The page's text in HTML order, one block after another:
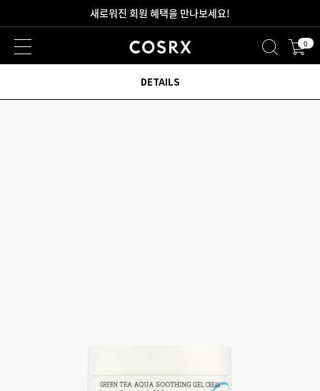
2만원 이상 무료 배송
새로워진 회원 혜택을 만나보세요! 0
DETAILS